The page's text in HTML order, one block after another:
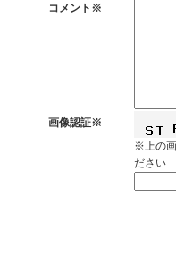
コメント※
画像認証※
※上の
ださい